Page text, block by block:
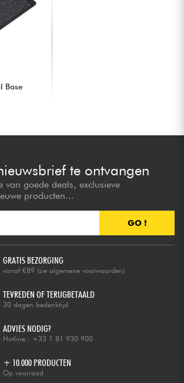
Base
te ontvangen
van goede deals, exclusieve
producten...
GO !
GRATIS BEZORGING
vanaf €89 (zie algemene voorwaarden)
TEVREDEN OF TERUGBETAALD
30 dagen bedenktijd
ADVIES NODIG?
Hotline : +33 1 81 930 900
+ 10.000 PRODUCTEN
Op voorraad